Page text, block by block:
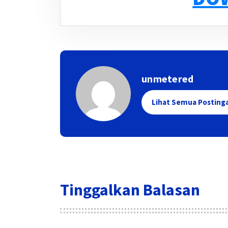
unmetered
Lihat Semua
Tinggalkan Balasan